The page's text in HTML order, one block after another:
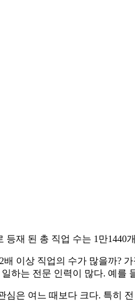
등재 된 총 직업 수는 1만1440
이상 직업의 수가 많을까?
하는 전문 인력이 많다. 예
은 여느 때보다 크다. 특히